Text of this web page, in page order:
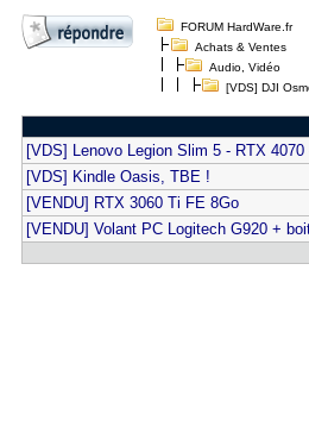
FORUM HardWare.fr
Achats & Ventes
Audio, Vidéo
[VDS] DJI
[VDS] Lenovo Legion Slim 5 - RTX 4070
[VDS] Kindle Oasis, TBE !
[VENDU] RTX 3060 Ti FE 8Go
[VENDU] Volant PC Logitech G920 +